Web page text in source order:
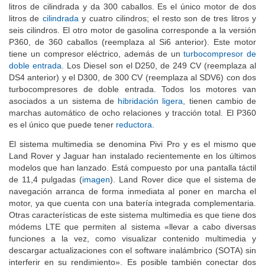
litros de cilindrada y da 300 caballos. Es el único motor de dos
litros de cilindrada y cuatro cilindros; el resto son de tres litros y
seis cilindros. El otro motor de gasolina corresponde a la versión
P360, de 360 caballos (reemplaza al Si6 anterior). Este motor
tiene un compresor eléctrico, además de unturbocompresor de
doble entrada . Los Diesel son el D250, de 249 CV (reemplaza al
DS4 anterior) y el D300, de 300 CV (reemplaza al SDV6) con dos
turbocompresores de doble entrada. Todos los motores van
asociados a un sistema de hibridación ligera , tienen cambio de
marchas automático de ocho relaciones y tracción total. El P360
es el único que puede tener reductora
El sistema multimedia se denomina Pivi Pro y es el mismo que
Land Rover y Jaguar han instalado recientemente en los últimos
modelos que han lanzado. Está compuesto por una pantalla táctil
de 11,4 pulgadas (imagen). Land Rover dice que el sistema de
navegación arranca de forma inmediata al poner en marcha el
motor, ya que cuenta con una batería integrada complementaria.
Otras características de este sistema multimedia es que tiene dos
módems LTE que permiten al sistema «llevar a cabo diversas
funciones a la vez, como visualizar contenido multimedia y
descargar actualizaciones con el software inalámbrico (SOTA) sin
interferir en su rendimiento». Es posible también conectar dos